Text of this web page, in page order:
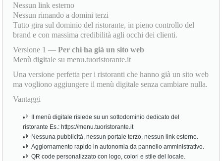
Nessun link esterno
Nessun rimando a domini terzi
Tutto gira sul dominio del ristorante, in pieno controllo del
brand e con massima credibilità agli occhi dei clienti.
Versione 1 —Per chi ha già un sito web
Menù digitale su menu.tuoristorante.it
Una versione perfetta per i ristoranti che hanno già un sito web
ma vogliono aggiungere il menù digitale senza cambiare nulla.
Vantaggi
Il menù digitale risiede su un sottodominio dedicato del
ristorante Es.: https://menu.tuoristorante.it
Nessuna pubblicità, nessun portale terzo, nessun link esterno.
Aggiornamento rapido in autonomia da pannello amministrativo.
QR code personalizzato con logo, colori e stile del locale.